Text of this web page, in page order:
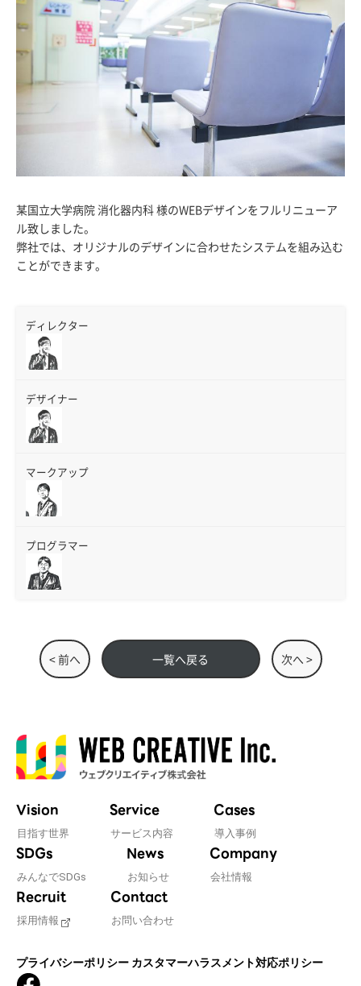
某国立大学病院 消化器内科 様のWEBデザインをフルリニューア
ル致しました。
弊社では、オリジナルのデザインに合わせたシステムを組み込む
ことができます。
ディレクター
デザイナー
マークアップ
プログラマー
< 前へ 一覧へ戻る 次へ >
Vision
目指す世界
Service
サービス内容
Cases
導入事例
SDGs
みんなでSDGs
News
お知らせ
Company
会社情報
Recruit
採用情報
Contact
お問い合わせ
プライバシーポリシー カスタマーハラスメント対応ポリシー